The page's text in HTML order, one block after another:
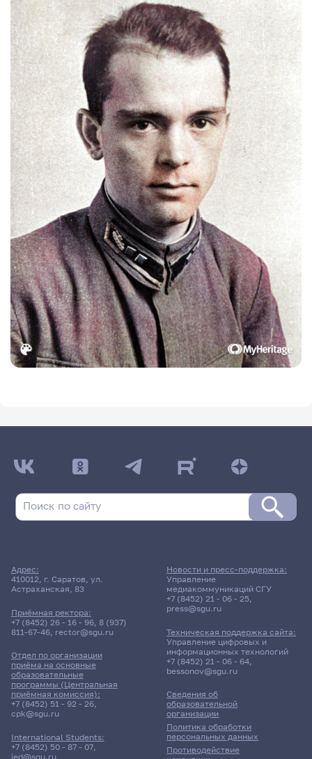
Адрес:
410012, г. Саратов, ул.
Астраханская, 83
Приёмная ректора:
+7 (8452) 26 - 16 - 96, 8 (937)
811-67-46, rector@sgu.ru
Отдел по организации
приёма на основные
образовательные
программы (Центральная
приёмная комиссия):
+7 (8452) 51 - 92 - 26,
cpk@sgu.ru
International Students:
+7 (8452) 50 - 87 - 07,
ied@sgu.ru
Сведения об
образовательной
организации
Политика обработки
персональных данных
Противодействие
Новости и пресс-поддержка:
Управление
медиакоммуникаций СГУ
+7 (8452) 21 - 06 - 25,
press@sgu.ru
Техническая поддержка сайта:
Управление цифровых и
информационных технологий
+7 (8452) 21 - 06 - 64,
bessonov@sgu.ru